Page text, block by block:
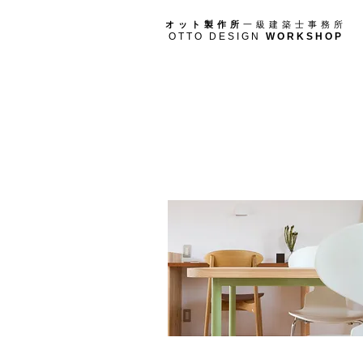
オット製作所一級建築士事務所
OTTO DESIGN WORKSHOP